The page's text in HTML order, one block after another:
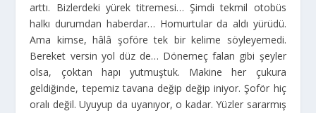
arttı. Bizlerdeki yürek titremesi… Şimdi tekmil otobüs
halkı durumdan haberdar… Homurtular da aldı yürüdü.
Ama kimse, hâlâ şoföre tek bir kelime söyleyemedi.
Bereket versin yol düz de… Dönemeç falan gibi şeyler
olsa, çoktan hapı yutmuştuk. Makine her çukura
geldiğinde, tepemiz tavana değip değip iniyor. Şoför hiç
oralı değil. Uyuyup da uyanıyor, o kadar. Yüzler sararmış